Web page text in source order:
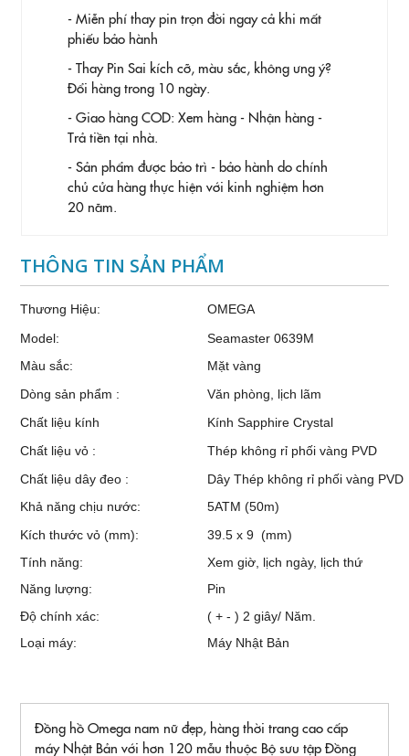
- Miễn phí thay pin trọn đời ngay cả khi mất
phiếu bảo hành
- Thay Pin Sai kích cỡ, màu sắc, không ưng ý?
Đổi hàng trong 10 ngày.
- Giao hàng COD: Xem hàng - Nhận hàng -
Trả tiền tại nhà.
- Sản phẩm được bảo trì - bảo hành do chính
chủ cửa hàng thực hiện với kinh nghiệm hơn
20 năm.
THÔNG TIN SẢN PHẨM
Thương Hiệu:
OMEGA
Model:
Seamaster 0639M
Màu sắc:
Mặt vàng
Dòng sản phẩm :
Văn phòng, lịch lãm
Chất liệu kính
Kính Sapphire Crystal
Chất liệu vỏ :
Thép không rỉ phối vàng PVD
Chất liệu dây đeo :
DâyThép không rỉ phối vàng PVD
Khả năng chịu nước:
5ATM (50m)
Kích thước vỏ (mm):
39.5 x 9 (mm)
Tính năng:
Xem giờ, lịch ngày, lịch thứ
Năng lượng:
Pin
Độ chính xác:
( + - ) 2 giây/ Năm.
Loại máy:
Máy Nhật Bản
Đồng hồ Omega nam nữ đẹp, hàng thời trang cao cấp
máy Nhật Bản với hơn 120 mẫu thuộc Bộ sưu tập Đồng